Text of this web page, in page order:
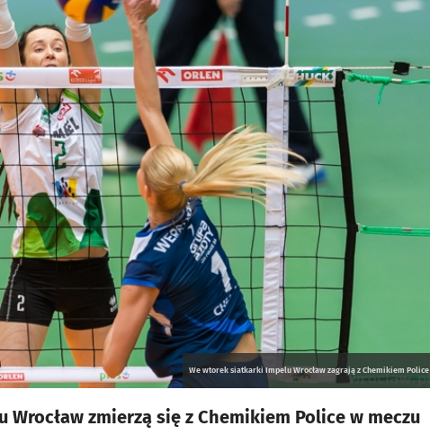
We wtorek siatkarki Impelu Wrocław zagrają z Chemikiem Police
zmierzą się z Chemikiem Police w meczu